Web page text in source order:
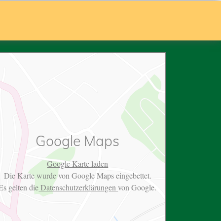
Google Maps
Google Karte laden
Die Karte wurde von Google Maps eingebettet.
gelten dieDatenschutzerklärungenvon Google.